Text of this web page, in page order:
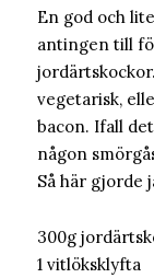
En god och
antingen till
vegetarisk,
bacon. Ifall
någon
Så här gjorde
300g
1 vitlöksklyfta